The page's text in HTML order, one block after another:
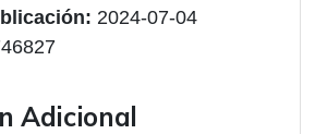
2024-07-04
Adicional